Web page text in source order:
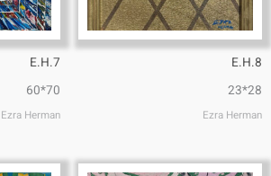
E.H.8
28*23
Ezra Herman
E.H.7
70*60
Ezra Herman